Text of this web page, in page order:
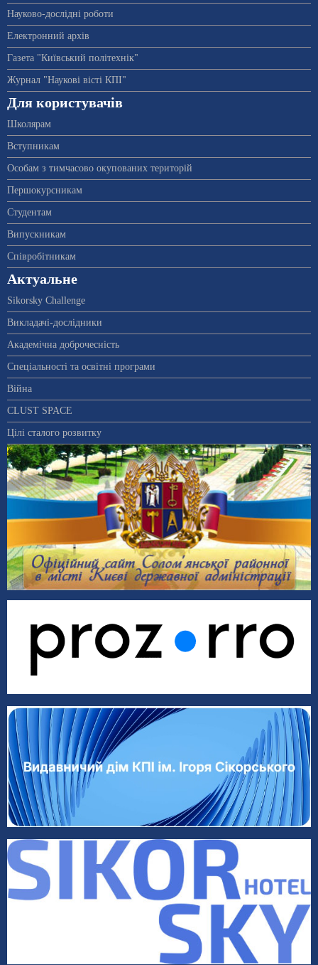
Науково-дослідні роботи
Електронний архів
Газета "Київський політехнік"
Журнал "Наукові вісті КПІ"
Для користувачів
Школярам
Вступникам
Особам з тимчасово окупованих територій
Першокурсникам
Студентам
Випускникам
Співробітникам
Актуальне
Sikorsky Challenge
Викладачі-дослідники
Академічна доброчесність
Спеціальності та освітні програми
Війна
CLUST SPACE
Цілі сталого розвитку